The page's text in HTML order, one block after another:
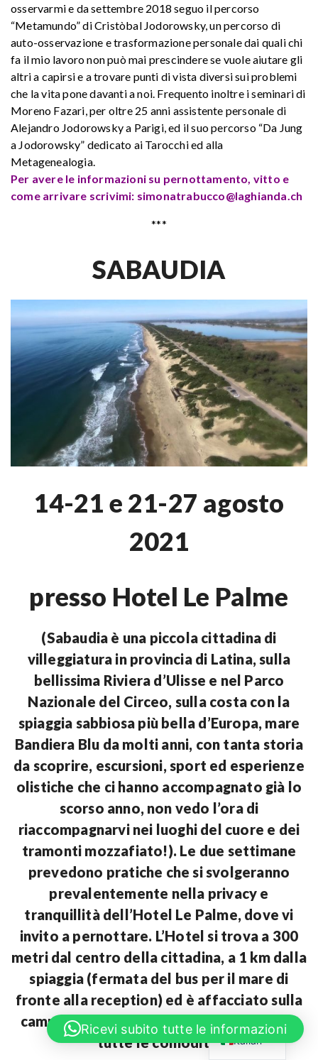
osservarmi e da settembre 2018 seguo il percorso
“Metamundo” di Cristòbal Jodorowsky, un percorso di
auto-osservazione e trasformazione personale dai quali chi
fa il mio lavoro non può mai prescindere se vuole aiutare gli
altri a capirsi e a trovare punti di vista diversi sui problemi
che la vita pone davanti a noi. Frequento inoltre i seminari di
Moreno Fazari, per oltre 25 anni assistente personale di
Alejandro Jodorowsky a Parigi, ed il suo percorso “Da Jung
a Jodorowsky” dedicato ai Tarocchi ed alla
Metagenealogia.
Per avere le informazioni su pernottamento, vitto e
come arrivare scrivimi: simonatrabucco@laghianda.ch
***
SABAUDIA
14-21 e 21-27 agosto
2021
presso Hotel Le Palme
(Sabaudia è una piccola cittadina di
villeggiatura in provincia di Latina, sulla
bellissima Riviera d’Ulisse e nel Parco
Nazionale del Circeo, sulla costa con la
spiaggia sabbiosa più bella d’Europa, mare
Bandiera Blu da molti anni, con tanta storia
da scoprire, escursioni, sport ed esperienze
olistiche che ci hanno accompagnato già lo
scorso anno, non vedo l’ora di
riaccompagnarvi nei luoghi del cuore e dei
tramonti mozzafiato!). Le due settimane
prevedono pratiche che si svolgeranno
prevalentemente nella privacy e
tranquillità dell’Hotel Le Palme, dove vi
invito a pernottare. L’Hotel si trova a 300
metri dal centro della cittadina, a 1 km dalla
spiaggia (fermata del bus per il mare di
fronte alla reception) ed è affacciato sulla
campagna, dispone di parcheggi gratuiti e
tutte le comodità.
Ricevi subito tutte le informazioni
Italian
English